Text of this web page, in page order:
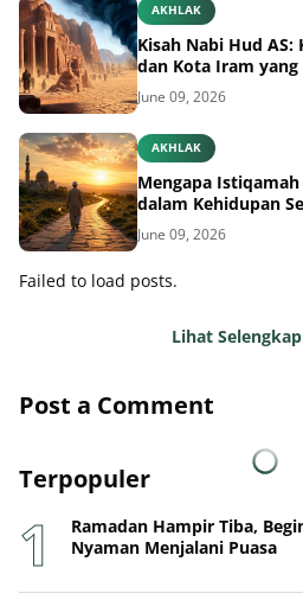
AKHLAK
Kisah Nabi Hud AS:
dan Kota Iram yang
June 09, 2026
AKHLAK
Mengapa
dalam Kehidupan
June 09, 2026
Failed to load posts.
Lihat
Post a Comment
Terpopuler
Ramadan Hampir Tiba,
Nyaman Menjalani Puasa